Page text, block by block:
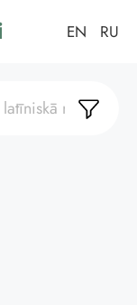
EN RU